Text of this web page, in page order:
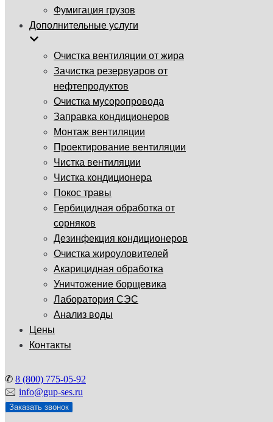
Фумигация грузов
Дополнительные услуги
Очистка вентиляции от жира
Зачистка резервуаров от
нефтепродуктов
Очистка мусоропровода
Заправка кондиционеров
Монтаж вентиляции
Проектирование вентиляции
Чистка вентиляции
Чистка кондиционера
Покос травы
Гербицидная обработка от
сорняков
Дезинфекция кондиционеров
Очистка жироуловителей
Акарицидная обработка
Уничтожение борщевика
Лаборатория СЭС
Анализ воды
Цены
Контакты
✆ 8 (800) 775-05-92
🖂 info@gup-ses.ru
Заказать звонок